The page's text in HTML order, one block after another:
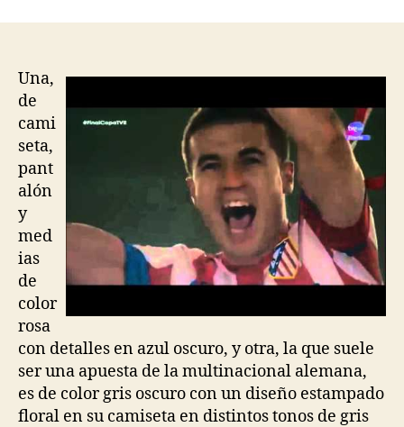
Una,
de
cami
seta,
pant
alón
y
med
ias
de
color
rosa
con detalles en azul oscuro, y otra, la que suele
ser una apuesta de la multinacional alemana,
es de color gris oscuro con un diseño estampado
floral en su camiseta en distintos tonos de gris